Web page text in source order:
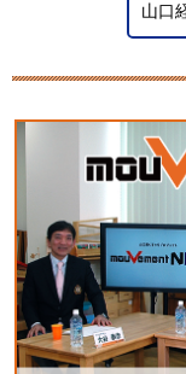
山口